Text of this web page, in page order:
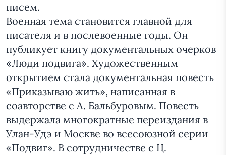
писем.
Военная тема становится главной для
писателя и в послевоенные годы. Он
публикует книгу документальных очерков
«Люди подвига». Художественным
открытием стала документальная повесть
«Приказываю жить», написанная в
соавторстве с А. Бальбуровым. Повесть
выдержала многократные переиздания в
Улан-Удэ и Москве во всесоюзной серии
«Подвиг». В сотрудничестве с Ц.